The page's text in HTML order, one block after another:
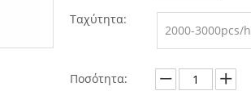
Ταχύτητα:
2000-3000pcs/h
Ποσότητα: